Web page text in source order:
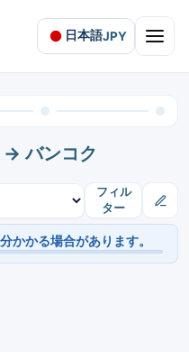
日本語JPY Open
→ バンコク
フィル
ター
かかる場合があります。